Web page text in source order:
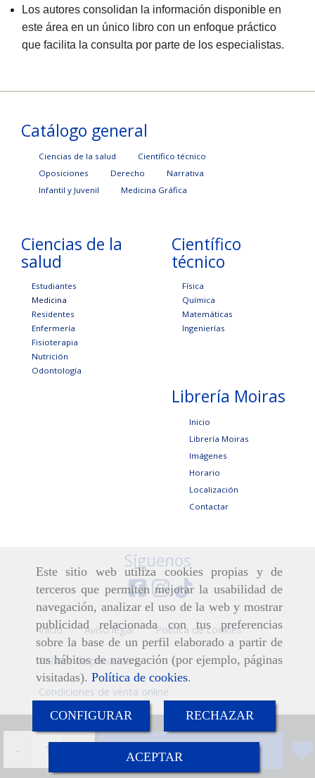
Este sitio web utiliza cookies propias y de
terceros que permiten mejorar la usabilidad de
navegación, analizar el uso de la web y mostrar
publicidad relacionada con tus preferencias
sobre la base de un perfil elaborado a partir de
tus hábitos de navegación (por ejemplo, páginas
visitadas). Política de cookies.
CONFIGURAR RECHAZAR
ACEPTAR
+
Los autores consolidan la información disponible en
este área en un único libro con un enfoque práctico
que facilita la consulta por parte de los especialistas.
Catálogo general
Ciencias de la salud
Científico técnico
Oposiciones
Derecho
Narrativa
Infantil y Juvenil
Medicina Gráfica
Ciencias de la
salud
Estudiantes
Medicina
Residentes
Enfermería
Fisioterapia
Nutrición
Odontología
Científico
técnico
Física
Química
Matemáticas
Ingenierías
Librería Moiras
Inicio
Librería Moiras
Imágenes
Horario
Localización
Contactar
Síguenos
Inicio Aviso legal Política de cookies
Política de privacidad
Condiciones de venta online